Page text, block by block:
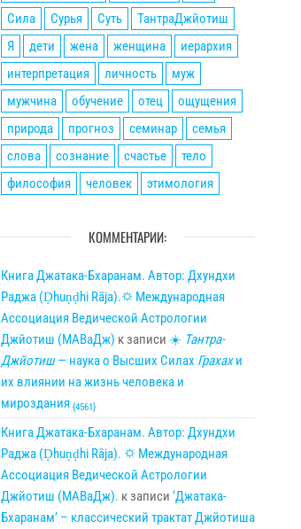
Сила
Сурья Суть
ТантраДжйотиш
Я
дети жена женщина
иерархия
интерпретация
личность
муж
мужчина
обучение отец
ощущения
природа
прогноз семинар
семья
слова
сознание счастье
тело
философия
человек этимология
КОММЕНТАРИИ:
Книга Джатака-Бхаранам. Автор: Дхундхи
Раджа (Ḍhuṇḍhi Rāja).🌣 Международная
Ассоциация Ведической Астрологии
Джйотиш (МАВаДж) к записи ☀ Тантра-
Джйотиш— наука о Высших Силах Грахахи
их влиянии на жизнь человека и
мироздания {4561}
Книга Джатака-Бхаранам. Автор: Дхундхи
Раджа (Ḍhuṇḍhi Rāja). 🌣 Международная
Ассоциация Ведической Астрологии
Джйотиш (МАВаДж). к записи ‘Джатака-
Бхаранам’ – классический трактат Джйотиша